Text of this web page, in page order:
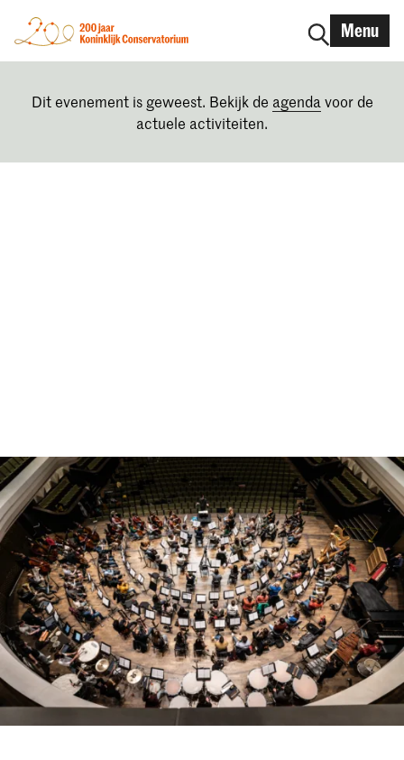
Menu
Dit evenement is geweest. Bekijk de agenda voor de
actuele activiteiten.